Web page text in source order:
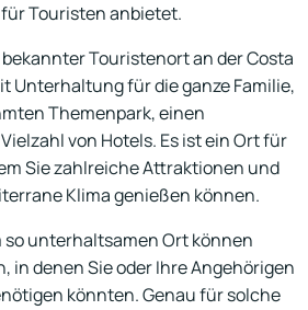
Touristen anbietet.
Touristenort an der Costa
Unterhaltung für die ganze Familie,
Themenpark, einen
von Hotels. Es ist ein Ort für
Sie zahlreiche Attraktionen und
Klima genießen können.
so unterhaltsamen Ort können
denen Sie oder Ihre Angehörigen
könnten. Genau für solche